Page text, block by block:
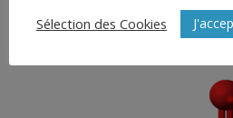
La Suite
Sélection des Cookies